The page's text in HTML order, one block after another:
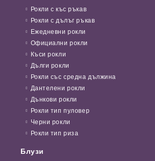
Рокли с къс ръкав
Рокли с дълъг ръкав
Ежедневни рокли
Официални рокли
Къси рокли
Дълги рокли
Рокли със средна дължина
Дантелени рокли
Дънкови рокли
Рокли тип пуловер
Черни рокли
Рокли тип риза
Блузи